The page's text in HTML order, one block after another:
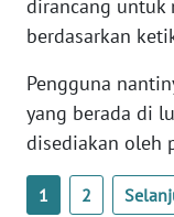
dirancang untuk
berdasarkan
Pengguna
yang berada di
disediakan oleh
1 2
NEWS
Informasi
INDEKS
BERITA